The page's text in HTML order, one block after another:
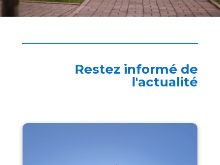
Restez informé de
l'actualité